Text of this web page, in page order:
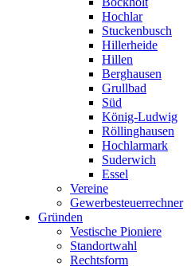
Hochlar
Stuckenbusch
Hillerheide
Hillen
Berghausen
Grullbad
Süd
König-Ludwig
Röllinghausen
Hochlarmark
Suderwich
Essel
Vereine
Gewerbesteuerrechner
Gründen
Vestische Pioniere
Standortwahl
Rechtsform